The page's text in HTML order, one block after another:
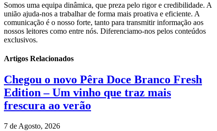
Somos uma equipa dinâmica, que preza pelo rigor e credibilidade. A
união ajuda-nos a trabalhar de forma mais proativa e eficiente. A
comunicação é o nosso forte, tanto para transmitir informação aos
nossos leitores como entre nós. Diferenciamo-nos pelos conteúdos
exclusivos.
Artigos Relacionados
Chegou o novo Pêra Doce Branco Fresh
Edition – Um vinho que traz mais
frescura ao verão
7 de Agosto, 2026